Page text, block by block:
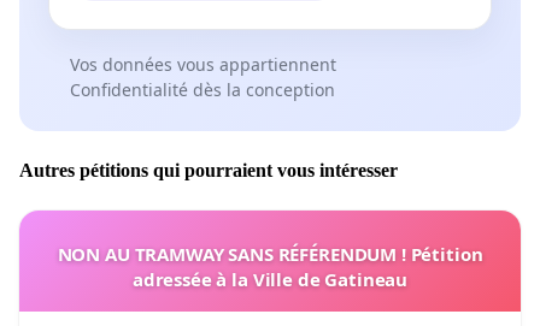
Vos données vous appartiennent
Confidentialité dès la conception
Autres pétitions qui pourraient vous intéresser
NON AU TRAMWAY SANS RÉFÉRENDUM ! Pétition
adressée à la Ville de Gatineau